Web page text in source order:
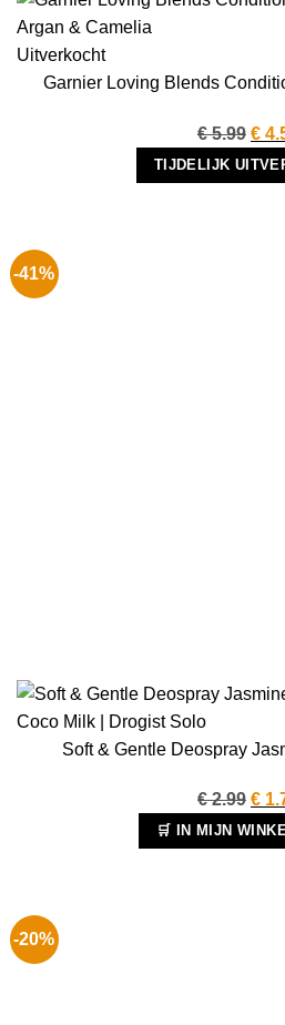
Uitverkocht
Garnier Loving Blends
€5.99
prijs
was:
€
TIJDELIJK
-41%
Soft & Gentle Deospray
€2.99
prijs
was:
€
🛒 IN MIJN
-20%